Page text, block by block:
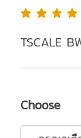
TSCALE
Choose